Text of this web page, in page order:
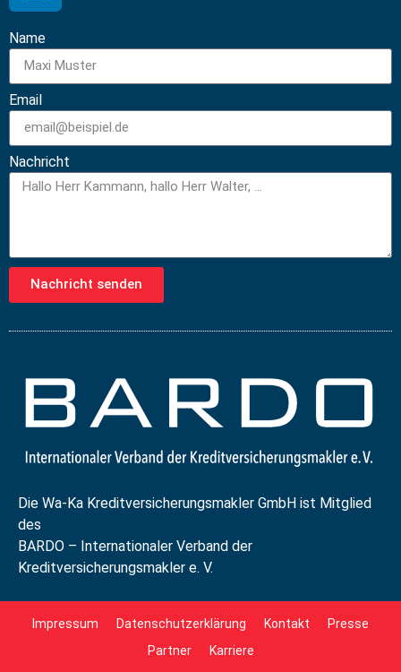
Name
Email
Nachricht
Nachricht senden
Die Wa-Ka Kreditversicherungsmakler GmbH ist Mitglied
des
BARDO – Internationaler Verband der
Kreditversicherungsmakler e. V.
Impressum Datenschutzerklärung Kontakt
Presse
Partner
Karriere